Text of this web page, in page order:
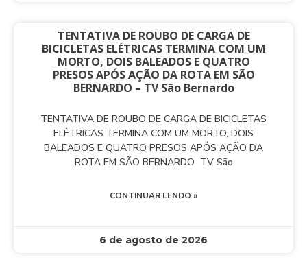
TENTATIVA DE ROUBO DE CARGA DE
BICICLETAS ELÉTRICAS TERMINA COM UM
MORTO, DOIS BALEADOS E QUATRO
PRESOS APÓS AÇÃO DA ROTA EM SÃO
BERNARDO – TV São Bernardo
TENTATIVA DE ROUBO DE CARGA DE BICICLETAS
ELÉTRICAS TERMINA COM UM MORTO, DOIS
BALEADOS E QUATRO PRESOS APÓS AÇÃO DA
ROTA EM SÃO BERNARDO TV São
CONTINUAR LENDO »
6 de agosto de 2026